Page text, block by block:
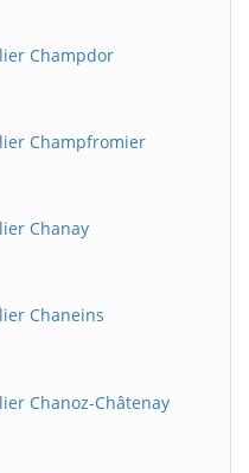
Champdor
Champfromier
Chanay
Chaneins
Chanoz-Châtenay